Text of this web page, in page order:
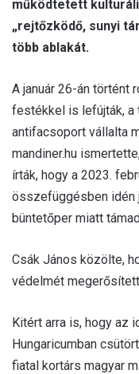
működtetett
„rejtőzködő, sunyi
több ablakát.
A január 26-án történt
festékkel is lefújták, a
antifacsoport vállalta
mandiner.hu
írták, hogy a 2023.
összefüggésben idén
büntetőper miatt
Csák János közölte,
védelmét
Kitért arra is, hogy az
Hungaricumban
fiatal kortárs magyar